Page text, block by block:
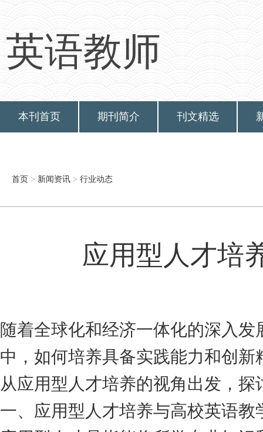
英语教师
本刊首页 期刊简介 刊文精选
首页 > 新闻资讯 > 行业动态
应用型人才培
随着全球化和经济一体化的深入
中，如何培养具备实践能力和创
从应用型人才培养的视角出发，
一、应用型人才培养与高校英语教